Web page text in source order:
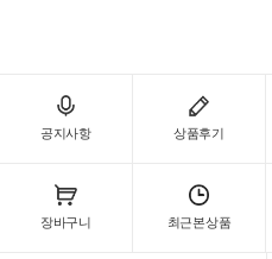
공지사항 상품후기
장바구니 최근본상품